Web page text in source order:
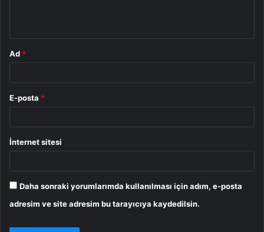
Ad *
E-posta *
İnternet sitesi
Daha sonraki yorumlarımda kullanılması için adım, e-posta
adresim ve site adresim bu tarayıcıya kaydedilsin.